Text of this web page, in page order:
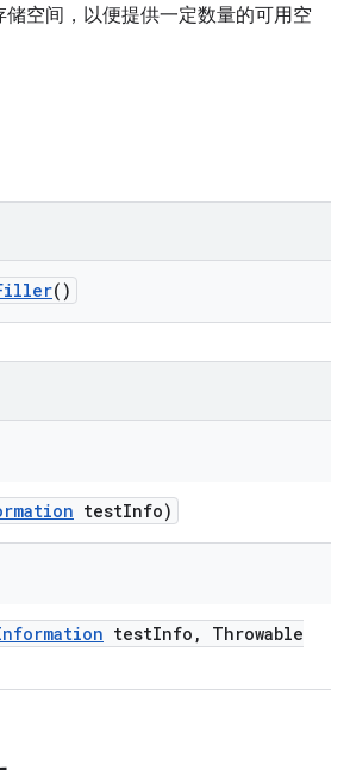
储空间，以便提供一定数量的可用空
()
testInfo)
testInfo ,
Throwable